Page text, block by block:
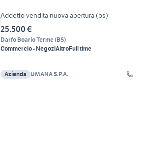
Addetto vendita nuova apertura (bs)
25.500 €
Darfo Boario Terme(BS)
Commercio - NegoziAltroFull time
Azienda UMANA S.P.A.